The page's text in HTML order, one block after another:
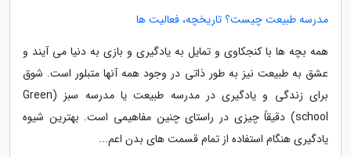
مدرسه طبیعت چیست؟ تاریخچه، فعالیت ها
همه بچه ها با کنجکاوی و تمایل به یادگیری و بازی به دنیا می آیند و
عشق به طبیعت نیز به طور ذاتی در وجود همه آنها متبلور است. شوق
برای زندگی و یادگیری در مدرسه طبیعت یا مدرسه سبز (Green
school) دقیقاً چیزی در راستای چنین مفاهیمی است. بهترین شیوه
یادگیری هنگام استفاده از تمام قسمت های بدن اعم...